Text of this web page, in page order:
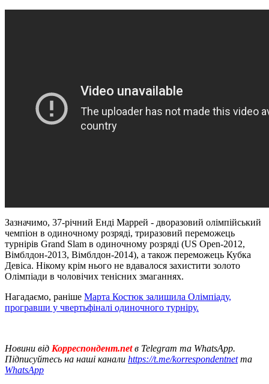
Зазначимо, 37-річний Енді Маррей - дворазовий олімпійський
чемпіон в одиночному розряді, триразовий переможець
турнірів Grand Slam в одиночному розряді (US Open-2012,
Вімблдон-2013, Вімблдон-2014), а також переможець Кубка
Девіса. Нікому крім нього не вдавалося захистити золото
Олімпіади в чоловічих тенісних змаганнях.
Нагадаємо, раніше Марта Костюк залишила Олімпіаду,
програвши у чвертьфіналі одиночного турніру.
Новини від Корреспондент.netв Telegram та WhatsApp.
Підписуйтесь на наші канали https://t.me/korrespondentnetта
WhatsApp